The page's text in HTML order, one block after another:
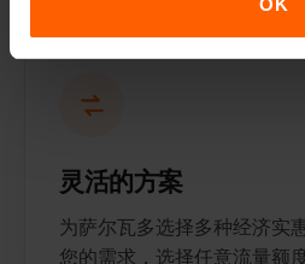
OK
灵活的方案
为萨尔瓦多选择多种经济实
您的需求，选择任意流量额度